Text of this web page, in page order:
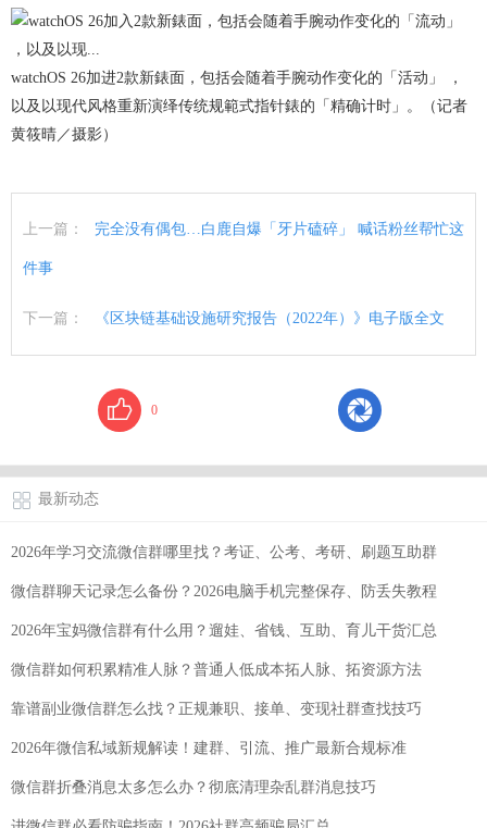
watchOS 26加进2款新錶面，包括会随着手腕动作变化的「活动」 ，
以及以现代风格重新演绎传统规範式指针錶的「精确计时」。（记者
黄筱晴／摄影）
上一篇： 完全没有偶包…白鹿自爆「牙片磕碎」 喊话粉丝帮忙这
件事
下一篇： 《区块链基础设施研究报告（2022年）》电子版全文
0
最新动态
2026年学习交流微信群哪里找？考证、公考、考研、刷题互助群
微信群聊天记录怎么备份？2026电脑手机完整保存、防丢失教程
2026年宝妈微信群有什么用？遛娃、省钱、互助、育儿干货汇总
微信群如何积累精准人脉？普通人低成本拓人脉、拓资源方法
靠谱副业微信群怎么找？正规兼职、接单、变现社群查找技巧
2026年微信私域新规解读！建群、引流、推广最新合规标准
微信群折叠消息太多怎么办？彻底清理杂乱群消息技巧